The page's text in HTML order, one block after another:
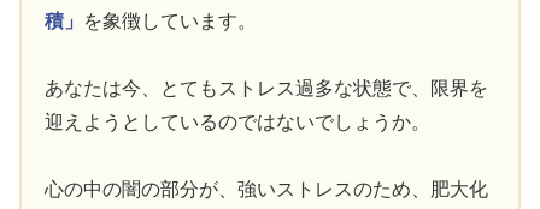
積」
を象徴しています。
あなたは今、とてもストレス過多な状態で、限界を
迎えようとしているのではないでしょうか。
心の中の闇の部分が、強いストレスのため、肥大化